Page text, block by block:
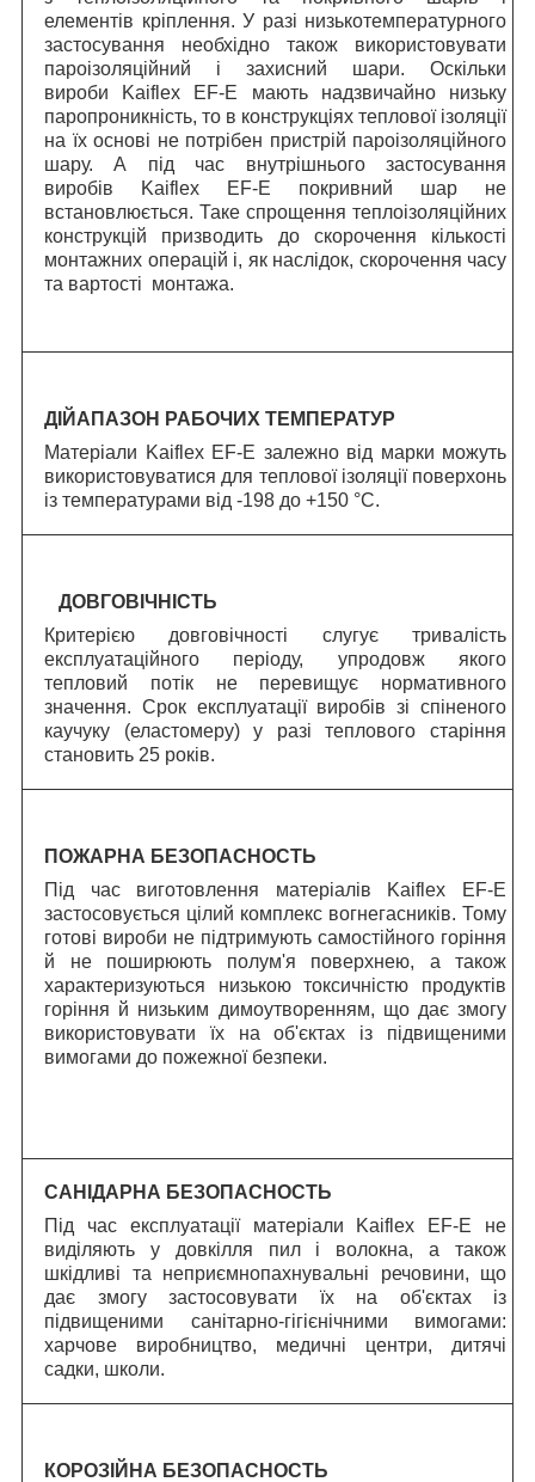
елементів кріплення. У разі низькотемпературного
застосування необхідно також використовувати
пароізоляційний і захисний шари. Оскільки
вироби Kaiflex EF-E мають надзвичайно низьку
паропроникність, то в конструкціях теплової ізоляції
на їх основі не потрібен пристрій пароізоляційного
шару. А під час внутрішнього застосування
виробів Kaiflex EF-E покривний шар не
встановлюється. Таке спрощення теплоізоляційних
конструкцій призводить до скорочення кількості
монтажних операцій і, як наслідок, скорочення часу
та вартості монтажа.
ДІЙАПАЗОН РАБОЧИХ ТЕМПЕРАТУР
Матеріали Kaiflex EF-E залежно від марки можуть
використовуватися для теплової ізоляції поверхонь
із температурами від -198 до +150 °C.
ДОВГОВІЧНІСТЬ
Критерією довговічності слугує тривалість
експлуатаційного періоду, упродовж якого
тепловий потік не перевищує нормативного
значення. Cрок експлуатації виробів зі спіненого
каучуку (еластомеру) у разі теплового старіння
становить 25 років.
ПОЖАРНА БЕЗОПАСНОСТЬ
Під час виготовлення матеріалів Kaiflex EF-E
застосовується цілий комплекс вогнегасників. Тому
готові вироби не підтримують самостійного горіння
й не поширюють полум'я поверхнею, а також
характеризуються низькою токсичністю продуктів
горіння й низьким димоутворенням, що дає змогу
використовувати їх на об'єктах із підвищеними
вимогами до пожежної безпеки.
САНІДАРНА БЕЗОПАСНОСТЬ
Під час експлуатації матеріали Kaiflex EF-E не
виділяють у довкілля пил і волокна, а також
шкідливі та неприємнопахнувальні речовини, що
дає змогу застосовувати їх на об'єктах із
підвищеними санітарно-гігієнічними вимогами:
харчове виробництво, медичні центри, дитячі
садки, школи.
КОРОЗІЙНА БЕЗОПАСНОСТЬ